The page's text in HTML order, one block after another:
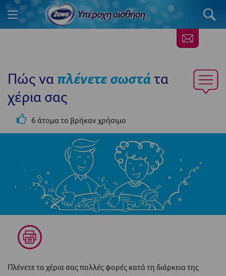
Πώς ναπλένετε σωστάτα
χέρια σας
6 άτομα το βρήκαν χρήσιμο
Πλένετε τα χέρια σας πολλές φορές κατά τη διάρκεια της